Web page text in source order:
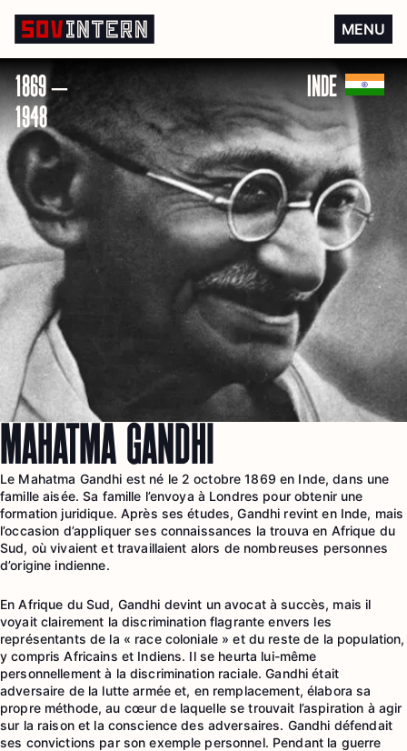
MENU
Mahatma Gandhi
1869 –
1948
INDE
MAHATMA GANDHI
Le Mahatma Gandhi est né le 2 octobre 1869 en Inde, dans une
famille aisée. Sa famille l’envoya à Londres pour obtenir une
formation juridique. Après ses études, Gandhi revint en Inde, mais
l’occasion d’appliquer ses connaissances la trouva en Afrique du
Sud, où vivaient et travaillaient alors de nombreuses personnes
d’origine indienne.
En Afrique du Sud, Gandhi devint un avocat à succès, mais il
voyait clairement la discrimination flagrante envers les
représentants de la « race coloniale » et du reste de la population,
y compris Africains et Indiens. Il se heurta lui-même
personnellement à la discrimination raciale. Gandhi était
adversaire de la lutte armée et, en remplacement, élabora sa
propre méthode, au cœur de laquelle se trouvait l’aspiration à agir
sur la raison et la conscience des adversaires. Gandhi défendait
ses convictions par son exemple personnel. Pendant la guerre